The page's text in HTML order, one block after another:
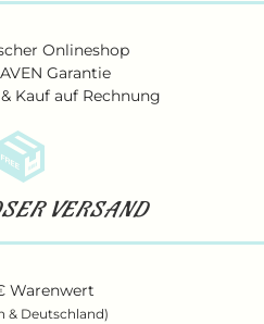
Onlineshop
Garantie
Kauf auf Rechnung
VERSAND
Warenwert
& Deutschland)